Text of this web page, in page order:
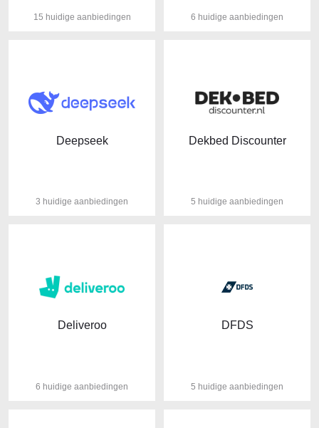
15 huidige aanbiedingen 6 huidige aanbiedingen
Deepseek
3 huidige aanbiedingen
Dekbed Discounter
5 huidige aanbiedingen
Deliveroo
6 huidige aanbiedingen
DFDS
5 huidige aanbiedingen